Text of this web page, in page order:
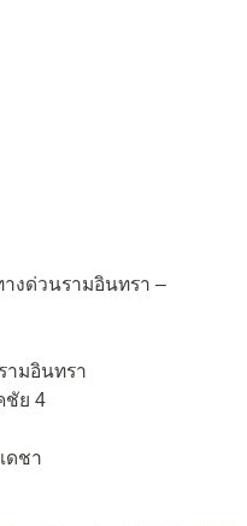
งด่วนรามอินทรา –
ามอินทรา
ชัย 4
ดชา